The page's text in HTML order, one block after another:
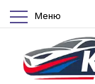
Меню